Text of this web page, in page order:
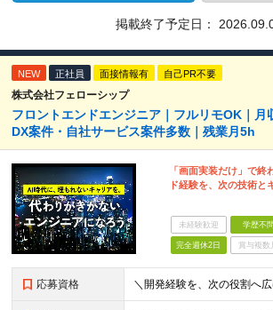
掲載終了予定日：
NEW 正社員 面接情報有 自己PR不要
株式会社フェローシップ
フロントエンドエンジニア｜フルリモOK｜月
DX案件・自社サービス案件多数｜残業月5h
「画面実装だけ」で
ド経験を、次の技術と
未経験歓迎 学歴不問
完全週休2日 賞与複数
応募資格